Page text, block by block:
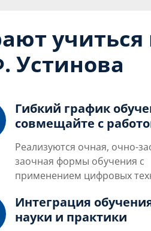
учиться
Устинова
Гибкий график
совмещайте с
Реализуются очная, очно-
заочная формы обучения с
применением цифровых
Интеграция
науки и практики